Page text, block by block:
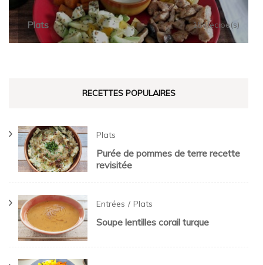
Plats 18 Recipe(s)
RECETTES POPULAIRES
Plats
Purée de pommes de terre recette
revisitée
Entrées Plats
Soupe lentilles corail turque